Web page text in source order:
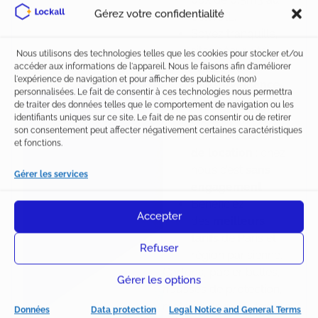
Gérez votre confidentialité
Nous utilisons des technologies telles que les cookies pour stocker et/ou
accéder aux informations de l'appareil. Nous le faisons afin d'améliorer
l'expérience de navigation et pour afficher des publicités (non)
personnalisées. Le fait de consentir à ces technologies nous permettra
de traiter des données telles que le comportement de navigation ou les
identifiants uniques sur ce site. Le fait de ne pas consentir ou de retirer
son consentement peut affecter négativement certaines caractéristiques
et fonctions.
Gérer les services
Accepter
Refuser
Gérer les options
Données
Data protection
Legal Notice and General Terms
box XXL.
sites sécurisés
:vidéo et
télésurveillance
24h/24 et 7j/7.
Flexibilité de la
durée ducontrat
Bénéficiez
Cartons, papier bulles,
housses de protection,
matériel de manutention